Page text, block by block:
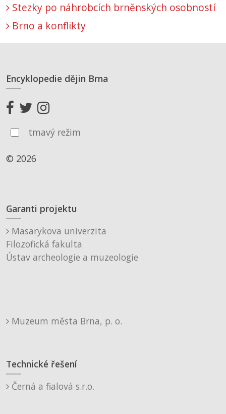
Stezky po náhrobcích brněnských osobností
Brno a konflikty
Encyklopedie dějin Brna
tmavý režim
© 2026
Garanti projektu
Masarykova univerzita
Filozofická fakulta
Ústav archeologie a muzeologie
Muzeum města Brna, p. o.
Technické řešení
Černá a fialová s.r.o.